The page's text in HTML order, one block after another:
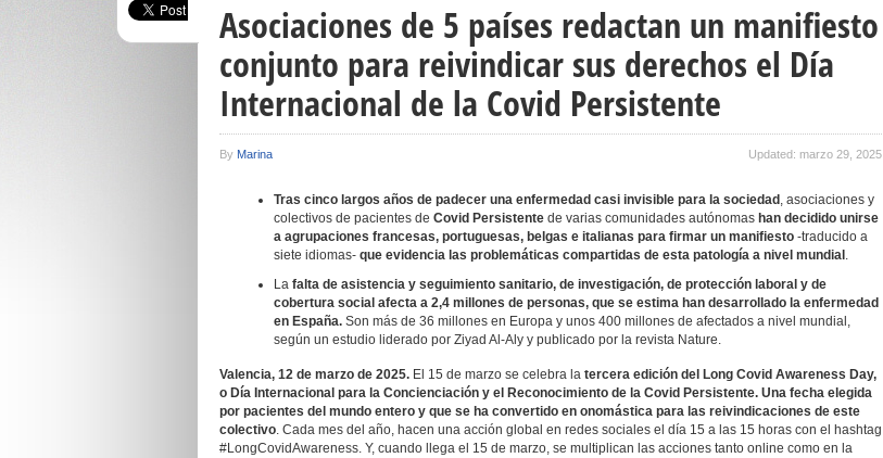
Asociaciones de 5 países redactan un manifiesto
conjunto para reivindicar sus derechos el Día
Internacional de la Covid Persistente
By Marina Updated: marzo 29, 2025
Tras cinco largos años de padecer una enfermedad casi invisible para la sociedad , asociaciones y
colectivos de pacientes de Covid Persistente de varias comunidades autónomas han decidido unirse
a agrupaciones francesas, portuguesas, belgas e italianas para firmar un manifiesto -traducido a
siete idiomas- que evidencia las problemáticas compartidas de esta patología a nivel mundial .
La falta de asistencia y seguimiento sanitario, de investigación, de protección laboral y de
cobertura social afecta a 2,4 millones de personas, que se estima han desarrollado la enfermedad
en España. Son más de 36 millones en Europa y unos 400 millones de afectados a nivel mundial,
según un estudio liderado por Ziyad Al-Aly y publicado por la revista Nature.
Valencia, 12 de marzo de 2025. El 15 de marzo se celebra la tercera edición del Long Covid Awareness Day,
o Día Internacional para la Concienciación y el Reconocimiento de la Covid Persistente. Una fecha elegida
por pacientes del mundo entero y que se ha convertido en onomástica para las reivindicaciones de este
colectivo. Cada mes del año, hacen una acción global en redes sociales el día 15 a las 15 horas con el hashtag
#LongCovidAwareness. Y, cuando llega el 15 de marzo, se multiplican las acciones tanto online como en la